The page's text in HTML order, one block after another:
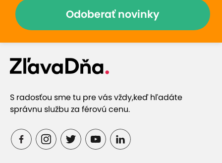
Odoberať novinky
S radosťou sme tu pre vás vždy,keď hľadáte
správnu službu za férovú cenu.